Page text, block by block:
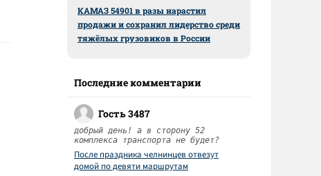
КАМАЗ 54901 в разы нарастил
продажи и сохранил лидерство среди
тяжёлых грузовиков в России
Последние комментарии
Гость 3487
добрый день! а в сторону 52
комплекса транспорта не будет?
После праздника челнинцев отвезут
домой по девяти маршрутам